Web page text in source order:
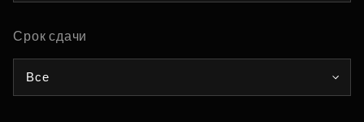
Срок сдачи
Все